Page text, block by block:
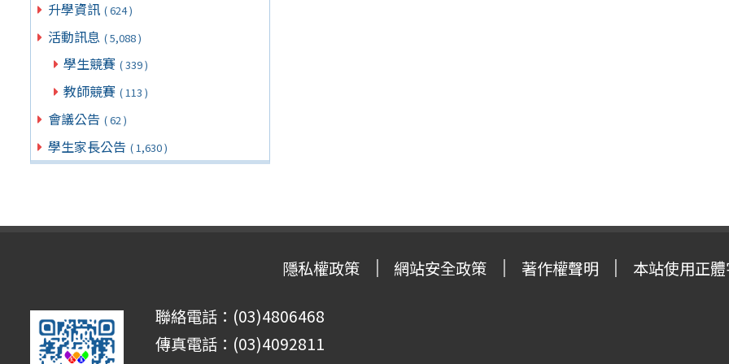
升學資訊 ( 624 )
活動訊息 ( 5,088 )
學生競賽 ( 339 )
教師競賽 ( 113 )
會議公告 ( 62 )
學生家長公告 ( 1,630 )
隱私權政策 網站安全政策 著作權聲明 本站使用正
聯絡電話：(03)4806468
傳真電話：(03)4092811